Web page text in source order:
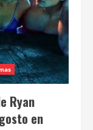
Ryan
en